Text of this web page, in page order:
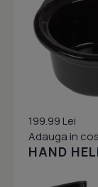
199.99 Lei
Adauga in cos
HAND